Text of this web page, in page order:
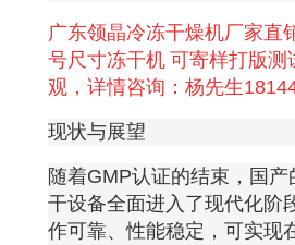
广东领晶冷冻干燥机厂家直
号尺寸冻干机 可寄样打版测
观，详情咨询：杨先生
现状与展望
随着GMP认证的结束，国
干设备全面进入了现代化阶
作可靠、性能稳定，可实现